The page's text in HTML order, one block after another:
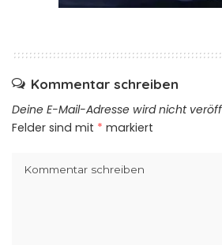
Kommentar schreiben
Deine E-Mail-Adresse wird nicht
Felder sind mit * markiert